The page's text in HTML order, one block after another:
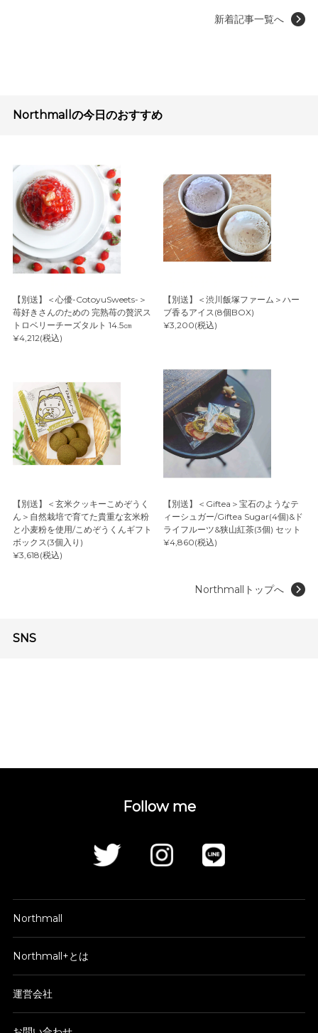
新着記事一覧へ
Northmallの今日のおすすめ
【別送】＜心優-CotoyuSweets-＞
苺好きさんのための 完熟苺の贅沢ス
トロベリーチーズタルト 14.5㎝
¥4,212(税込)
【別送】＜渋川飯塚ファーム＞ハー
ブ香るアイス(8個BOX)
¥3,200(税込)
【別送】＜玄米クッキーこめぞうく
ん＞自然栽培で育てた貴重な玄米粉
と小麦粉を使用/こめぞうくんギフト
ボックス(3個入り)
¥3,618(税込)
【別送】＜Giftea＞宝石のようなテ
ィーシュガー/Giftea Sugar(4個)&ド
ライフルーツ&狭山紅茶(3個) セット
¥4,860(税込)
Northmallトップへ
SNS
Follow me
Northmall
Northmall+とは
運営会社